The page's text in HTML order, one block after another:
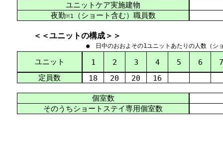
ユニットケア実施建物
夜勤※1 （ショート含む）職員数
＜＜ユニットの構成＞＞
● 日中のおおよその1ユニットあたりの人数（シ
ユニット 1 2 3 4 5 6
7
定員数
18 20 20 16
個室数
そのうちショートステイ専用個室数